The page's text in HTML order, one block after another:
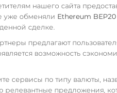
нашего сайта
уже обменяли Ethereum BEP20
сделке.
предлагают
возможность
сервисы по типу валюты,
релевантные предложения,